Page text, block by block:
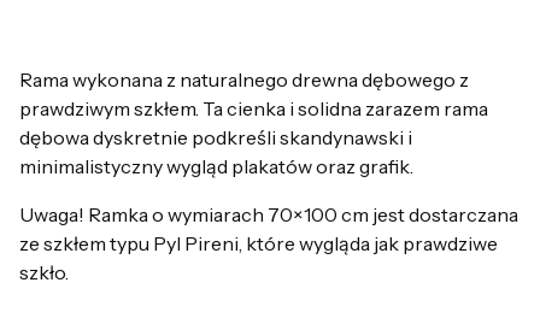
Rama wykonana z naturalnego drewna dębowego z
prawdziwym szkłem. Ta cienka i solidna zarazem rama
dębowa dyskretnie podkreśli skandynawski i
minimalistyczny wygląd plakatów oraz grafik.
Uwaga! Ramka o wymiarach 70×100 cm jest dostarczana
ze szkłem typu Pyl Pireni, które wygląda jak prawdziwe
szkło.